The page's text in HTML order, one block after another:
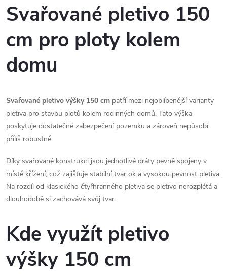
v
l
á
d
a
c
í
p
r
v
y
v
Svařované pletivo 150
cm pro ploty kolem
domu
Svařované pletivo výšky 150 cm patří mezi nejoblíbenější varianty
pletiva pro stavbu plotů kolem rodinných domů. Tato výška
poskytuje dostatečné zabezpečení pozemku a zároveň nepůsobí
příliš robustně.
Díky svařované konstrukci jsou jednotlivé dráty pevně spojeny v
místě křížení, což zajišťuje stabilní tvar ok a vysokou pevnost pletiva.
Na rozdíl od klasického čtyřhranného pletiva se pletivo nerozplétá a
dlouhodobě si zachovává svůj tvar.
Kde využít pletivo
výšky 150 cm